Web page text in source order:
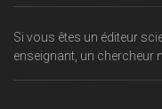
Si vous êtes un éditeur
enseignant, un chercheur